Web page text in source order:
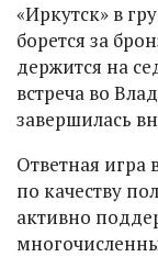
«Иркутск» в
борется за
держится на
встреча во
завершилась
Ответная игра
по качеству
активно